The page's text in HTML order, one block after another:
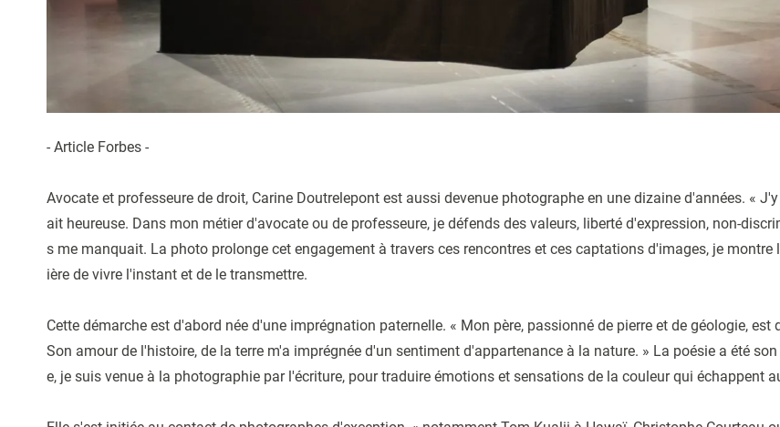
- Article Forbes -
Avocate et professeure de droit, Carine Doutrelepont est aussi devenue photographe en une dizaine d'années. «
ait heureuse. Dans mon métier d'avocate ou de professeure, je défends des valeurs, liberté d'expression, non-
s me manquait. La photo prolonge cet engagement à travers ces rencontres et ces captations d'images, je
ière de vivre l'instant et de le transmettre.
Cette démarche est d'abord née d'une imprégnation paternelle. « Mon père, passionné de pierre et de géologie,
Son amour de l'histoire, de la terre m'a imprégnée d'un sentiment d'appartenance à la nature. » La poésie a été
e, je suis venue à la photographie par l'écriture, pour traduire émotions et sensations de la couleur qui échappent